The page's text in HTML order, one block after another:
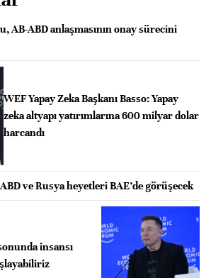
AB-ABD anlaşmasının onay sürecini
WEF Yapay Zeka Başkanı Basso: Yapay
zeka altyapı yatırımlarına 600 milyar dolar
harcandı
ve Rusya heyetleri BAE’de görüşecek
insansı